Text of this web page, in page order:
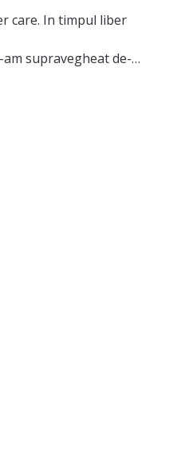
care. In timpul liber
supravegheat de-